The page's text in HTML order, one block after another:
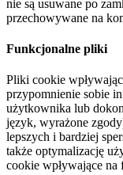
nie są usuwane po
przechowywane na
Funkcjonalne pliki
Pliki cookie
przypomnienie sobie
użytkownika lub
język, wyrażone
lepszych i bardziej
także optymalizację
cookie wpływające na